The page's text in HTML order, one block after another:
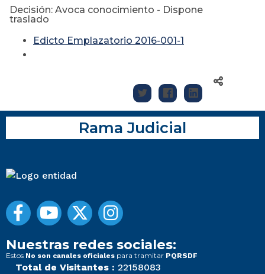
Decisión: Avoca conocimiento - Dispone
traslado
Edicto Emplazatorio 2016-001-1
Rama Judicial
Nuestras redes sociales:
Estos No son canales oficiales para tramitar PQRSDF
Total de Visitantes : 22158083